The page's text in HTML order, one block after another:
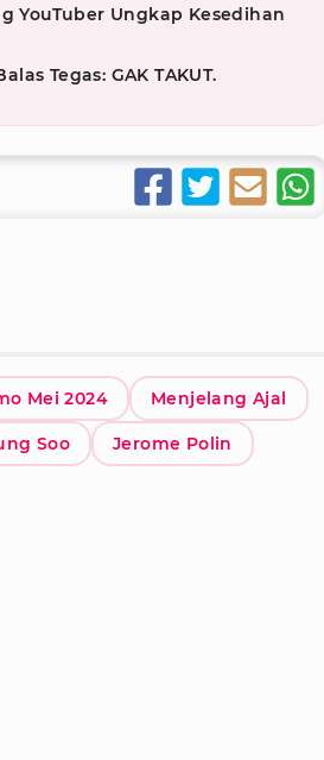
YouTuber Ungkap Kesedihan
Tegas: GAK TAKUT.
Mei 2024 Menjelang Ajal
Soo Jerome Polin